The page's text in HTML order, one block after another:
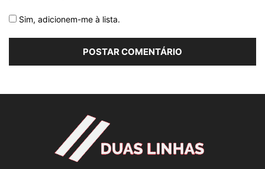
Sim, adicionem-me à lista.